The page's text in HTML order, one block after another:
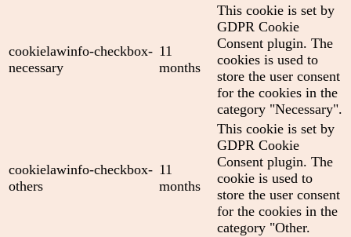
cookielawinfo-checkbox-
necessary
11
months
This cookie is set by
GDPR Cookie
Consent plugin. The
cookies is used to
store the user consent
for the cookies in the
category "Necessary".
cookielawinfo-checkbox-
others
11
months
This cookie is set by
GDPR Cookie
Consent plugin. The
cookie is used to
store the user consent
for the cookies in the
category "Other.